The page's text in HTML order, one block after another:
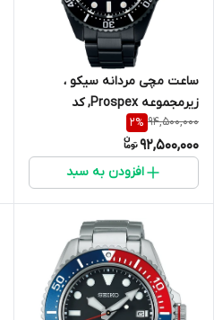
ساعت مچی مردانه سیکو ،
زیرمجموعه Prospex, کد
SNE599P1
94,500,000
2%
92,500,000
افزودن به سبد